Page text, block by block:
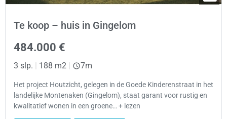
Te koop – huis in Gingelom
484.000 €
3 slp. 188 m2 7m
Het project Houtzicht, gelegen in de Goede Kinderenstraat in het
landelijke Montenaken (Gingelom), staat garant voor rustig en
kwalitatief wonen in een groene… + lezen